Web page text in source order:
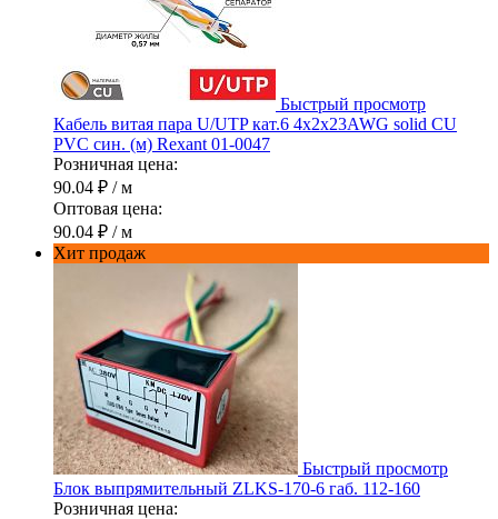
Быстрый просмотр
Кабель витая пара U/UTP кат.6 4х2х23AWG solid CU
PVC син. (м) Rexant 01-0047
Розничная цена:
90.04 ₽ / м
Оптовая цена:
90.04 ₽ / м
Хит продаж
Быстрый просмотр
Блок выпрямительный ZLKS-170-6 габ. 112-160
Розничная цена: